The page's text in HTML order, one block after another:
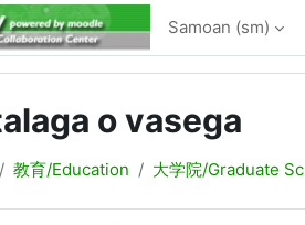
Samoan ‎(sm)‎
o vasega
教育/Education 大学院/Graduate